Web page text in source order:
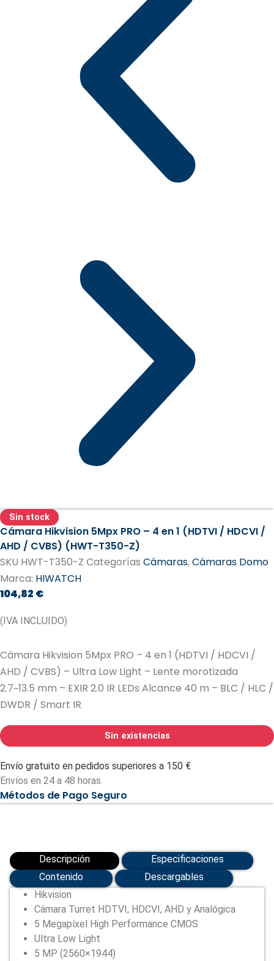
Sin stock
Cámara Hikvision 5Mpx PRO – 4 en 1 (HDTVI / HDCVI /
AHD / CVBS) (HWT-T350-Z)
SKU HWT-T350-Z Categorías Cámaras,Cámaras Domo
Marca: HIWATCH
104,82 €
(IVA INCLUIDO)
Cámara Hikvision 5Mpx PRO – 4 en 1 (HDTVI / HDCVI /
AHD / CVBS) – Ultra Low Light – Lente morotizada
2.7~13.5 mm – EXIR 2.0 IR LEDs Alcance 40 m – BLC / HLC /
DWDR / Smart IR
Sin existencias
Envío gratuito en pedidos superiores a 150 €
Envíos en 24 a 48 horas.
Métodos de Pago Seguro
Descripción
Especificaciones
Contenido
Descargables
Hikvision
Cámara Turret HDTVI, HDCVI, AHD y Analógica
5 Megapíxel High Performance CMOS
Ultra Low Light
5 MP (2560×1944)